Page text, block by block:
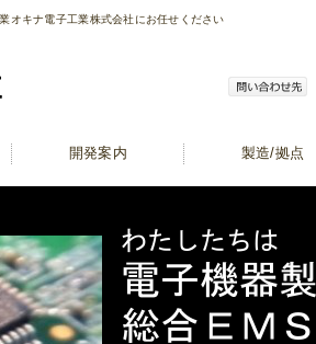
オキナ電子工業株式会社にお任せください
開発案内 製造/拠点